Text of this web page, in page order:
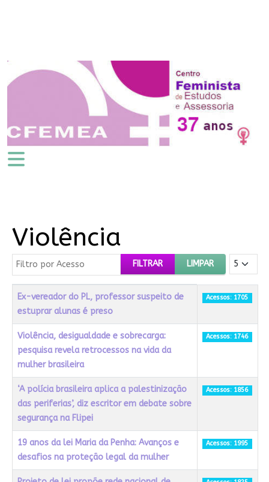
Violência
Filtro por Acesso FILTRAR LIMPAR Mostrar #
Título Acessos
Ex-vereador do PL, professor suspeito de
estuprar alunas é preso
Acessos: 1705
Violência, desigualdade e sobrecarga:
pesquisa revela retrocessos na vida da
mulher brasileira
Acessos: 1746
‘A polícia brasileira aplica a palestinização
das periferias’, diz escritor em debate sobre
segurança na Flipei
Acessos: 1856
19 anos da lei Maria da Penha: Avanços e
desafios na proteção legal da mulher
Acessos: 1995